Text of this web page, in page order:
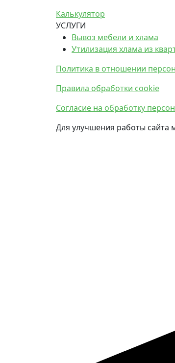
Калькулятор
УСЛУГИ
Вывоз мебели и хлама
Утилизация хлама из
Политика в отношении
Правила обработки cookie
Согласие на обработку
Для улучшения работы сайта